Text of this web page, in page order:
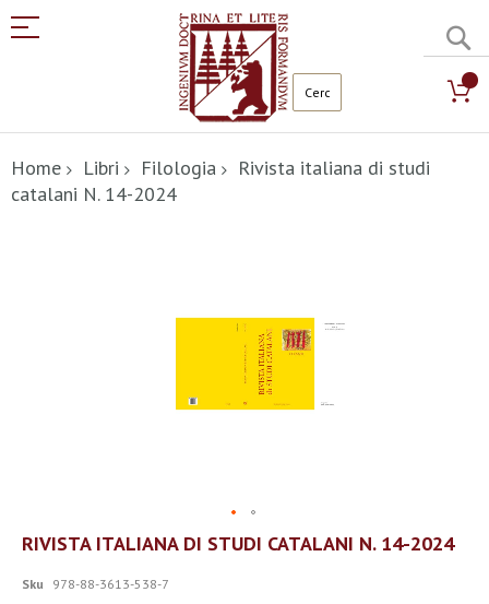
al
contenuto
Home Libri Filologia
Rivista italiana di studi
catalani N. 14-2024
Vai
all'inizio
galleria
RIVISTA ITALIANA DI STUDI CATALANI N. 14-2024
Sku 978-88-3613-538-7